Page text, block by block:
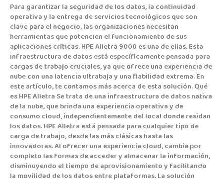
Para garantizar la seguridad de los datos, la continuidad
operativa y la entrega de servicios tecnológicos que son
clave para el negocio, las organizaciones necesitan
herramientas que potencien el funcionamiento de sus
aplicaciones críticas. HPE Alletra 9000 es una de ellas. Esta
infraestructura de datos está específicamente pensada para
cargas de trabajo cruciales, ya que ofrece una experiencia de
nube con una latencia ultrabaja y una fiabilidad extrema. En
este artículo, te contamos más acerca de esta solución. Qué
es HPE Alletra Se trata de una infraestructura de datos nativa
de la nube, que brinda una experiencia operativa y de
consumo cloud, independientemente del local donde residan
los datos. HPE Alletra está pensada para cualquier tipo de
carga de trabajo, desde las más clásicas hasta las
innovadoras. Al ofrecer una experiencia cloud, cambia por
completo las formas de acceder y almacenar la información,
disminuyendo el tiempo de aprovisionamiento y facilitando
la movilidad de los datos entre plataformas. La solución